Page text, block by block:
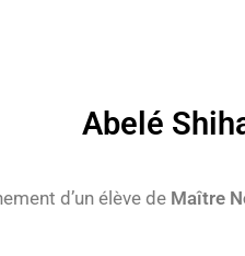
Abelé
d’un élève de Maître